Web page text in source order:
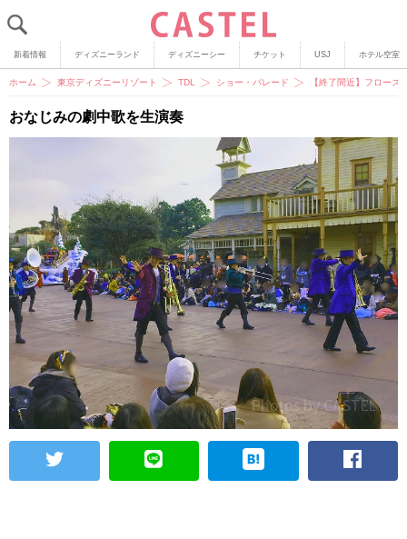
新着情報 ディズニーランド ディズニーシー チケット USJ ホテル空室
ホーム 東京ディズニーリゾート TDL ショー・パレード 【終了間近】フロー
おなじみの劇中歌を生演奏